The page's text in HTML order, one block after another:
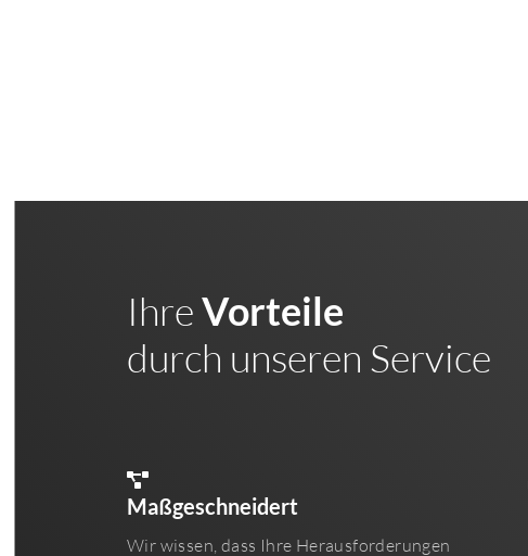
IhreVorteile
durch unseren Service
Maßgeschneidert
Wir wissen, dass Ihre Herausforderungen